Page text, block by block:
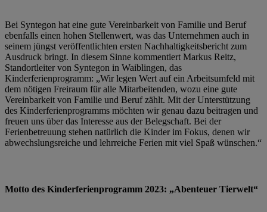
Bei Syntegon hat eine gute Vereinbarkeit von Familie und Beruf
ebenfalls einen hohen Stellenwert, was das Unternehmen auch in
seinem jüngst veröffentlichten ersten Nachhaltigkeitsbericht zum
Ausdruck bringt. In diesem Sinne kommentiert Markus Reitz,
Standortleiter von Syntegon in Waiblingen, das
Kinderferienprogramm: „Wir legen Wert auf ein Arbeitsumfeld mit
dem nötigen Freiraum für alle Mitarbeitenden, wozu eine gute
Vereinbarkeit von Familie und Beruf zählt. Mit der Unterstützung
des Kinderferienprogramms möchten wir genau dazu beitragen und
freuen uns über das Interesse aus der Belegschaft. Bei der
Ferienbetreuung stehen natürlich die Kinder im Fokus, denen wir
abwechslungsreiche und lehrreiche Ferien mit viel Spaß wünschen.“
Motto des Kinderferienprogramm 2023: „Abenteuer Tierwelt“